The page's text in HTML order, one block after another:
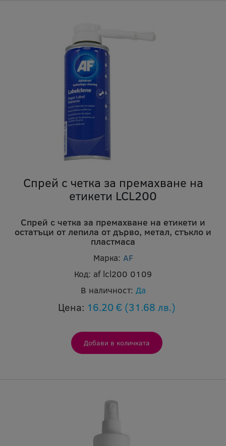
Спрей с четка за премахване на
етикети LCL200
Спрей с четка за премахване на етикети и
остатъци от лепила от дърво, метал, стъкло и
пластмаса
Марка: AF
Код: af lcl200 0109
В наличност: Да
Цена: 16.20 € (31.68 лв.)